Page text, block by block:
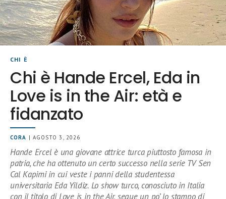
CHI È
Chi è Hande Ercel, Eda in
Love is in the Air: età e
fidanzato
CORA | AGOSTO 3, 2026
Hande Ercel è una giovane attrice turca piuttosto famosa in
patria, che ha ottenuto un certo successo nella serie TV Sen
Cal Kapimi in cui veste i panni della studentessa
universitaria Eda Yildiz. Lo show turco, conosciuto in Italia
con il titolo di Love is in the Air, segue un po’ lo stampo di